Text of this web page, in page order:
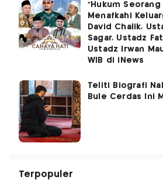
"Hukum Seorang
Menafkahi
David Chalik,
Sagar, Ustadz
Ustadz Irwan
WIB di iNews
Teliti Biografi
Bule Cerdas Ini
Terpopuler